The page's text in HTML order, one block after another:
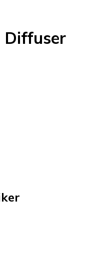
Diffuser